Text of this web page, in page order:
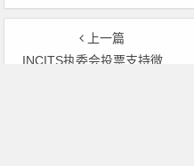
机器人关节驱动革新
上一篇
INCITS执委会投票支持微软Open XML格式